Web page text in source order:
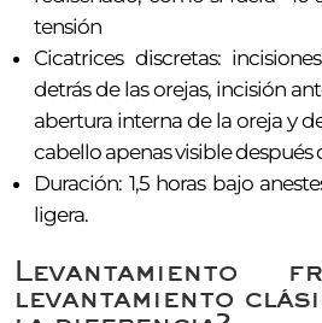
tensión
Cicatrices discretas:
detrás de las orejas, incisión
abertura interna de la oreja y
cabello apenas visible después
Duración: 1,5 horas bajo
ligera.
Levantamiento
levantamiento